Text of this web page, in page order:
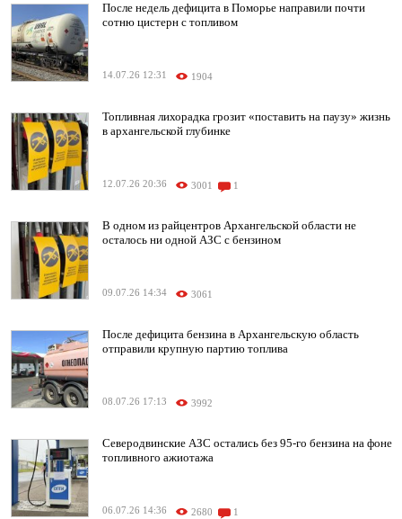
После недель дефицита в Поморье направили почти
сотню цистерн с топливом
14.07.26 12:31 1904
Топливная лихорадка грозит «поставить на паузу» жизнь
в архангельской глубинке
12.07.26 20:36 3001 1
В одном из райцентров Архангельской области не
осталось ни одной АЗС с бензином
09.07.26 14:34 3061
После дефицита бензина в Архангельскую область
отправили крупную партию топлива
08.07.26 17:13 3992
Северодвинские АЗС остались без 95-го бензина на фоне
топливного ажиотажа
06.07.26 14:36 2680 1